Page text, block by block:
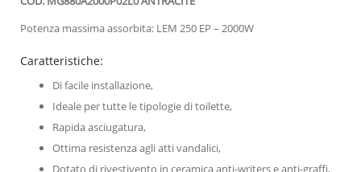
Potenza massima assorbita: LEM 250 EP – 2000W
Caratteristiche:
Di facile installazione,
Ideale per tutte le tipologie di toilette,
Rapida asciugatura,
Ottima resistenza agli atti vandalici,
Dotato di rivestivento in ceramica anti-writers e anti-graffi,